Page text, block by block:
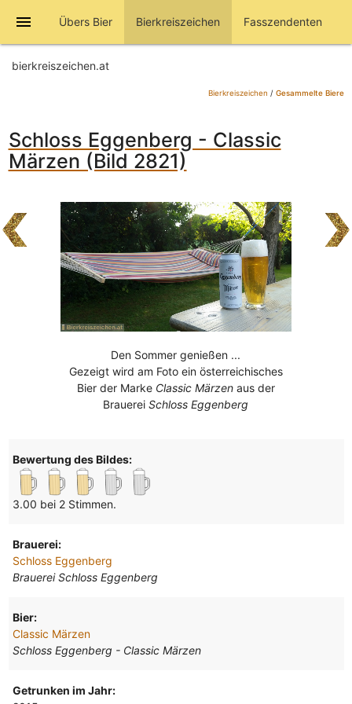
menu Übers Bier Bierkreiszeichen Fasszendenten
bierkreiszeichen.at
Bierkreiszeichen / Gesammelte Biere
Schloss Eggenberg - Classic
Märzen (Bild 2821)
Den Sommer genießen ...
Gezeigt wird am Foto ein österreichisches
Bier der Marke Classic Märzenaus der
BrauereiSchloss Eggenberg
Bewertung des Bildes:
3.00 bei 2 Stimmen.
Brauerei:
Schloss Eggenberg
Brauerei Schloss Eggenberg
Bier:
Classic Märzen
Schloss Eggenberg - Classic Märzen
Getrunken im Jahr: